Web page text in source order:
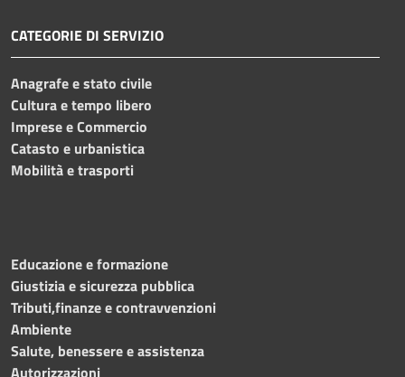
CATEGORIE DI SERVIZIO
Anagrafe e stato civile
Cultura e tempo libero
Imprese e Commercio
Catasto e urbanistica
Mobilità e trasporti
Educazione e formazione
Giustizia e sicurezza pubblica
Tributi,finanze e contravvenzioni
Ambiente
Salute, benessere e assistenza
Autorizzazioni